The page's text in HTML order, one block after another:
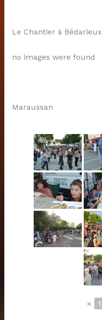
Le Chantier à Bédarieux
no images were found
Maraussan
◄ 1